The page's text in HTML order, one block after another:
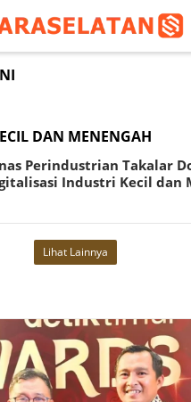
DAN MENENGAH
Perindustrian Takalar
Industri Kecil dan
Lihat Lainnya